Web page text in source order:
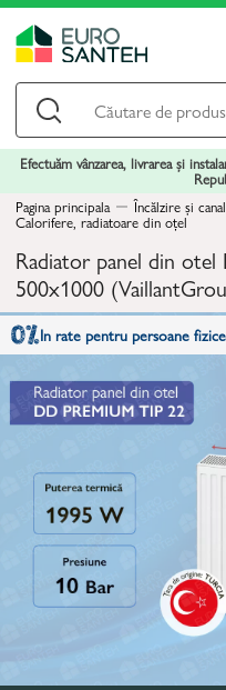
Efectuăm vânzarea, livrarea și
Pagina principala
Încălzire și
Calorifere, radiatoare din oțel
Radiator panel din
500x1000
In rate pentru persoane